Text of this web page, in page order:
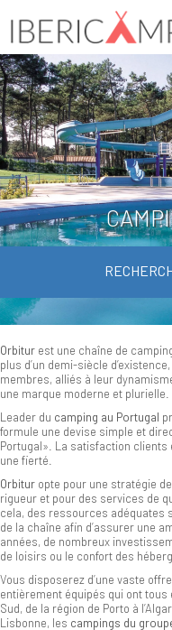
Orbitur est une chaîne de
plus d’un demi-siècle
membres, alliés à leur
une marque moderne et plurielle.
Leader du camping au Portugal
formule une devise simple et
Portugal». La satisfaction
une fierté.
Orbitur opte pour une stratégie
rigueur et pour des services de
cela, des ressources adéquates
de la chaîne afin d’assurer une
années, de nombreux
de loisirs ou le confort des
Vous disposerez d’une vaste
entièrement équipés qui ont
Sud, de la région de Porto à
Lisbonne, les campings du